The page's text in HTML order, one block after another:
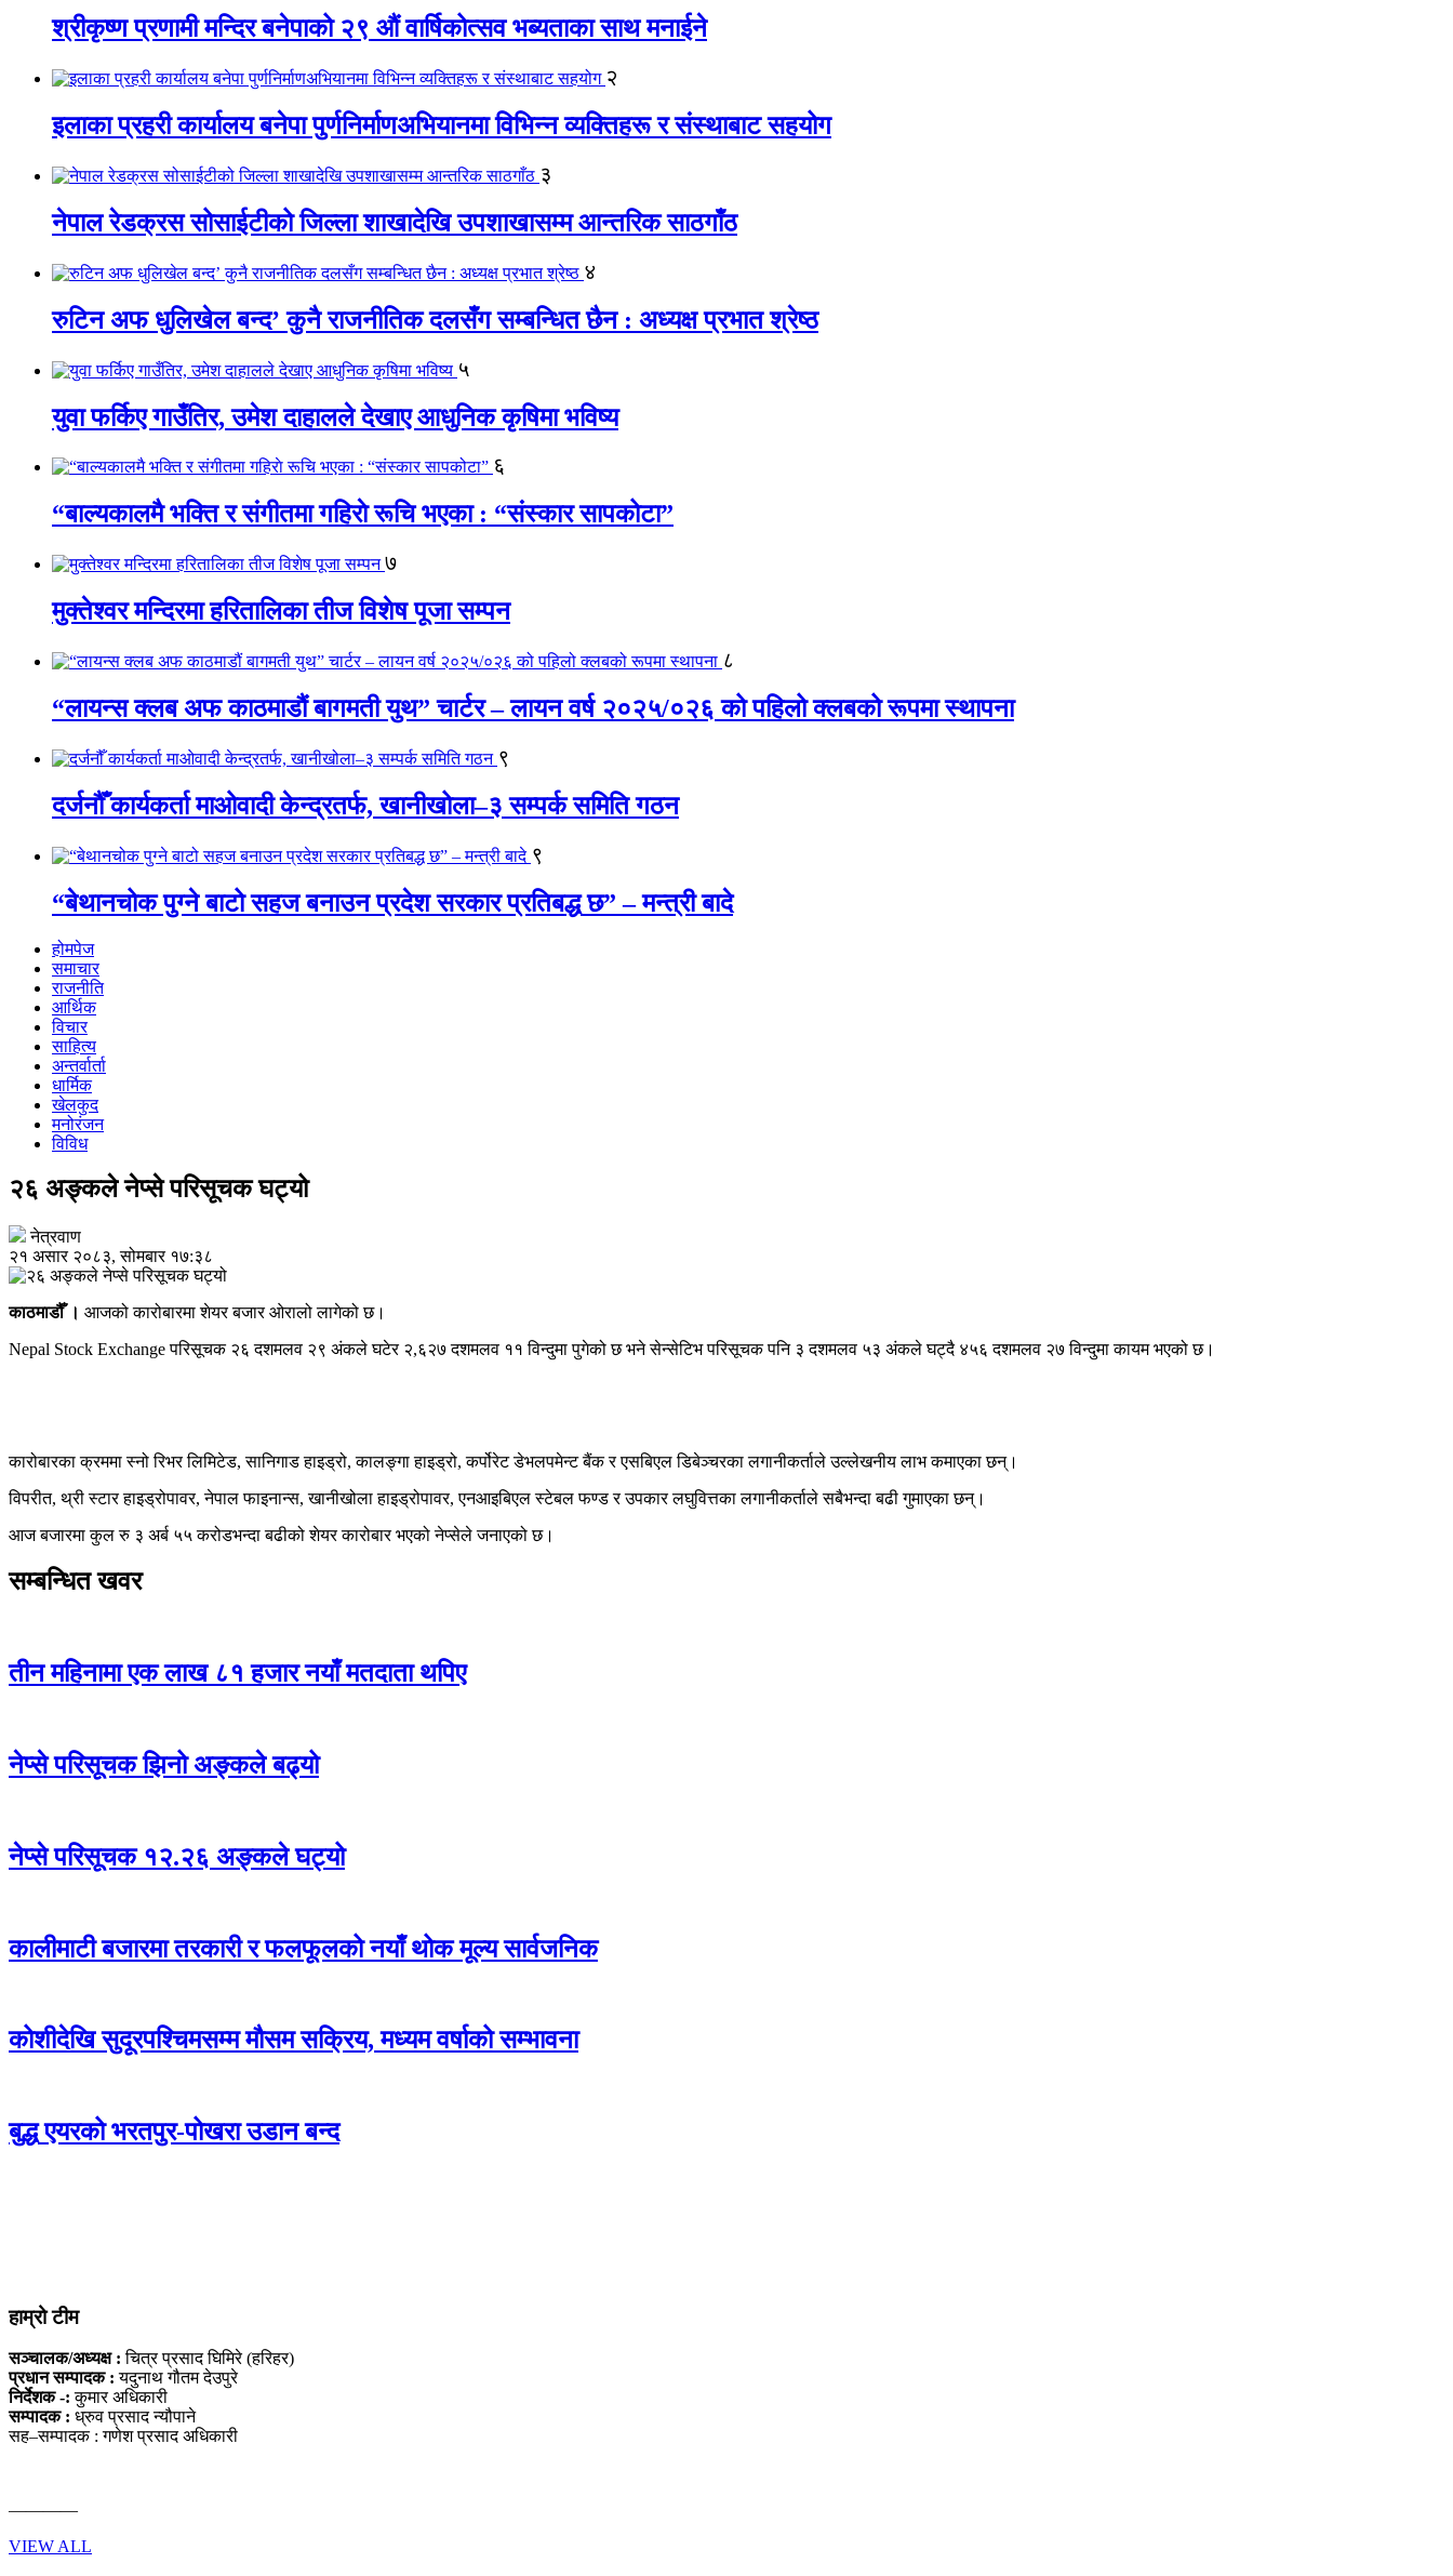
श्रीकृष्ण प्रणामी मन्दिर बनेपाको २९ औं वार्षिकोत्सव भब्यताका साथ मनाईने
२
इलाका प्रहरी कार्यालय बनेपा पुर्णनिर्माणअभियानमा विभिन्न व्यक्तिहरू र संस्थाबाट सहयोग
३
नेपाल रेडक्रस सोसाईटीको जिल्ला शाखादेखि उपशाखासम्म आन्तरिक साठगाँठ
४
रुटिन अफ धुलिखेल बन्द’ कुनै राजनीतिक दलसँग सम्बन्धित छैन : अध्यक्ष प्रभात श्रेष्ठ
५
युवा फर्किए गाउँतिर, उमेश दाहालले देखाए आधुनिक कृषिमा भविष्य
६
“बाल्यकालमै भक्ति र संगीतमा गहिराे रूचि भएका : “संस्कार सापकोटा”
७
मुक्तेश्वर मन्दिरमा हरितालिका तीज विशेष पूजा सम्पन
८
“लायन्स क्लब अफ काठमाडौं बागमती युथ” चार्टर – लायन वर्ष २०२५/०२६ को पहिलो क्लबको रूपमा स्थापना
९
दर्जनौँ कार्यकर्ता माओवादी केन्द्रतर्फ, खानीखोला–३ सम्पर्क समिति गठन
९
“बेथानचोक पुग्ने बाटो सहज बनाउन प्रदेश सरकार प्रतिबद्ध छ” – मन्त्री बादे
होमपेज
समाचार
राजनीति
आर्थिक
विचार
साहित्य
अन्तर्वार्ता
धार्मिक
खेलकुद
मनोरंजन
विविध
२६ अङ्कले नेप्से परिसूचक घट्यो
नेत्रवाण
२१ असार २०८३, सोमबार १७:३८
काठमाडौँ । आजको कारोबारमा शेयर बजार ओरालो लागेको छ।
Nepal Stock Exchangeपरिसूचक २६ दशमलव २९ अंकले घटेर २,६२७ दशमलव ११ विन्दुमा पुगेको छ भने सेन्सेटिभ परिसूचक पनि ३ दशमलव ५३ अंकले घट्दै ४५६ दशमलव २७ विन्दुमा कायम भएको छ।
कारोबारका क्रममा स्नो रिभर लिमिटेड, सानिगाड हाइड्रो, कालङ्गा हाइड्रो, कर्पोरेट डेभलपमेन्ट बैंक र एसबिएल डिबेञ्चरका लगानीकर्ताले उल्लेखनीय लाभ कमाएका छन्।
विपरीत, थ्री स्टार हाइड्रोपावर, नेपाल फाइनान्स, खानीखोला हाइड्रोपावर, एनआइबिएल स्टेबल फण्ड र उपकार लघुवित्तका लगानीकर्ताले सबैभन्दा बढी गुमाएका छन्।
आज बजारमा कुल रु ३ अर्ब ५५ करोडभन्दा बढीको शेयर कारोबार भएको नेप्सेले जनाएको छ।
सम्बन्धित खवर
तीन महिनामा एक लाख ८१ हजार नयाँ मतदाता थपिए
नेप्से परिसूचक झिनो अङ्कले बढ्यो
नेप्से परिसूचक १२.२६ अङ्कले घट्यो
कालीमाटी बजारमा तरकारी र फलफूलको नयाँ थोक मूल्य सार्वजनिक
कोशीदेखि सुदूरपश्चिमसम्म मौसम सक्रिय, मध्यम वर्षाको सम्भावना
बुद्ध एयरको भरतपुर-पोखरा उडान बन्द
हाम्रो टीम
सञ्चालक/अध्यक्ष : चित्र प्रसाद घिमिरे (हरिहर)
प्रधान सम्पादक : यदुनाथ गौतम देउपुरे
निर्देशक -: कुमार अधिकारी
सम्पादक : ध्रुव प्रसाद न्यौपाने
सह–सम्पादक : गणेश प्रसाद अधिकारी
————
VIEW ALL